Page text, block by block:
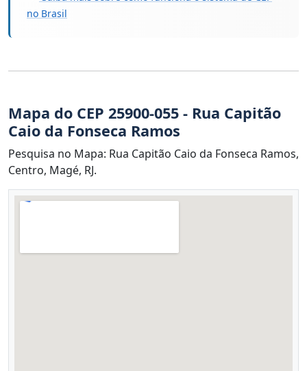
no Brasil
Mapa do CEP 25900-055 - Rua Capitão
Caio da Fonseca Ramos
Pesquisa no Mapa: Rua Capitão Caio da Fonseca Ramos,
Centro, Magé, RJ.